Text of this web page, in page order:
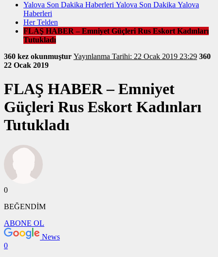
Yalova Son Dakika Haberleri Yalova Son Dakika Yalova
Haberleri
Her Telden
FLAŞ HABER – Emniyet Güçleri Rus Eskort Kadınları
Tutukladı
360 kez okunmuştur
Yayınlanma Tarihi: 22 Ocak 2019 23:29 360
22 Ocak 2019
FLAŞ HABER – Emniyet
Güçleri Rus Eskort Kadınları
Tutukladı
0
BEĞENDİM
ABONE OL
News
0